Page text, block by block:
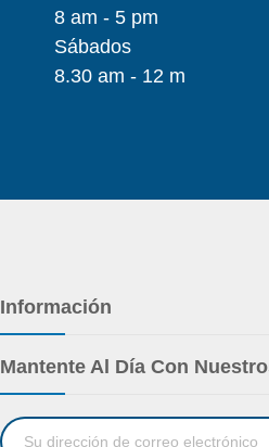
8 am - 5 pm
Sábados
8.30 am - 12 m
Información
Mantente Al Día Con